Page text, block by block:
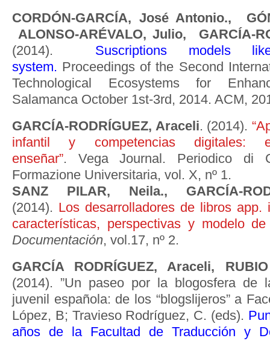
CORDÓN-GARCÍA, José Antonio.,
ALONSO-ARÉVALO, Julio, GARCÍA-
(2014).
Suscriptions models
system. Proceedings of the Second
Technological Ecosystems for
Salamanca October 1st-3rd, 2014. ACM,
GARCÍA-RODRÍGUEZ, Araceli. (2014).
infantil y competencias digitales:
enseñar”. Vega Journal. Periodico di
Formazione Universitaria, vol. X, nº 1.
SANZ PILAR, Neila., GARCÍA-
(2014). Los desarrolladores de libros app.
características, perspectivas y modelo
Documentación, vol.17, nº 2.
GARCÍA RODRÍGUEZ, Araceli,
(2014). ”Un paseo por la blogosfera de
juvenil española: de los “blogslijeros” a
López, B; Travieso Rodríguez, C. (eds).
años de la Facultad de Traducción y